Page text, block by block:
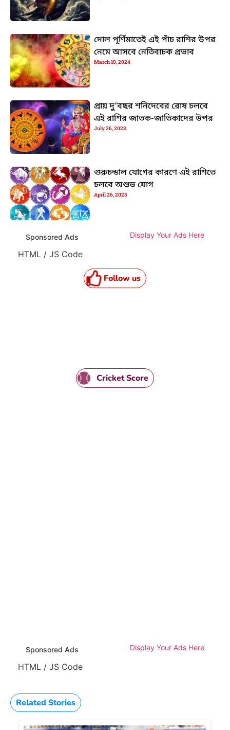
দোল পূর্ণিমাতেই এই পাঁচ রাশির উপর
নেমে আসবে নেতিবাচক প্রভাব
March 10, 2024
প্রায় দু’বছর শনিদেবের রোষ চলবে
এই রাশির জাতক-জাতিকাদের উপর
July 26, 2023
গুরুচন্ডাল যোগের কারণে এই রাশিতে
চলবে অশুভ যোগ
April 26, 2023
Sponsored Ads Display Your Ads Here
HTML / JS Code
Follow us
Cricket Score
Sponsored Ads Display Your Ads Here
HTML / JS Code
Related Stories